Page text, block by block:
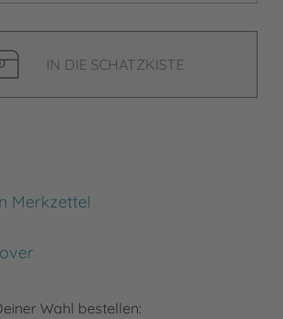
IN DIE SCHATZKISTE
Merkzettel
Wahl bestellen: